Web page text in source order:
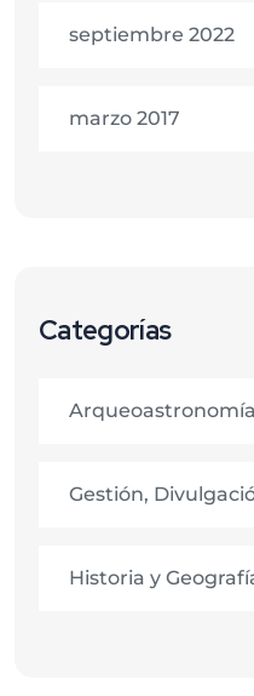
septiembre 2022
marzo 2017
Categorías
Gestión,
Historia y